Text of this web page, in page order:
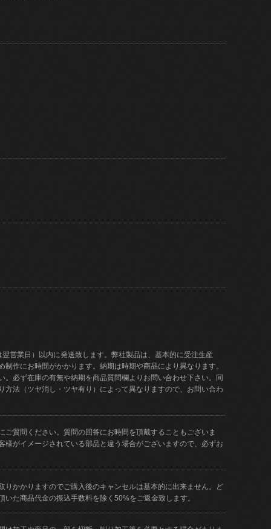
営業日）以内に発送致します。弊社製品は、基本的に受注生産
作にお時間がかかります。納期は時期や商品により異なります。
。必ず在庫の有無や納期を商品質問欄よりお問い合わせ下さい。同
方法（ツヤ消し・ツヤ有り）によって異なりますので、お問い合わ
質問ください。質問の回答にお時間を頂戴することもございま
様がイメージされている部品と違う場合がございますので、必ずお
りかかりますのでご購入後のキャンセルは基本的に出来ません。ど
た商品代金の振込手数料を除く50%をご返金致します。